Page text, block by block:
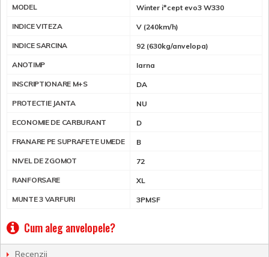
MODEL Winter i*cept evo3 W330
INDICE VITEZA V (240km/h)
INDICE SARCINA 92 (630kg/anvelopa)
ANOTIMP Iarna
INSCRIPTIONARE M+S DA
PROTECTIE JANTA NU
ECONOMIE DE CARBURANT D
FRANARE PE SUPRAFETE UMEDE B
NIVEL DE ZGOMOT 72
RANFORSARE XL
MUNTE 3 VARFURI 3PMSF
Cum aleg anvelopele?
Recenzii